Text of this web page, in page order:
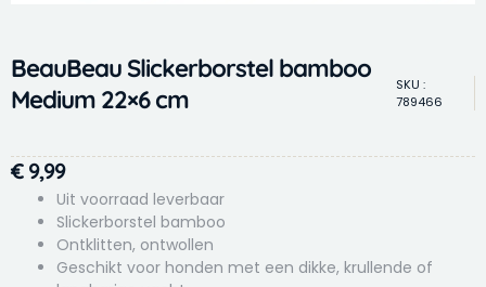
BeauBeau Slickerborstel bamboo
Medium 22×6 cm
SKU :
789466
€9,99
Uit voorraad leverbaar
Slickerborstel bamboo
Ontklitten, ontwollen
Geschikt voor honden met een dikke, krullende of